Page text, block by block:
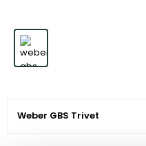
Weber GBS Trivet